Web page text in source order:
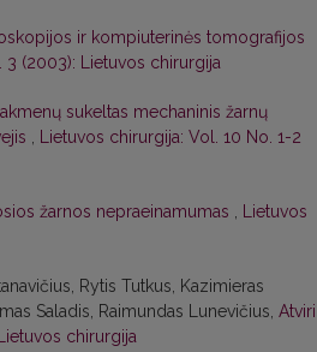
ir kompiuterinės tomografijos
3 (2003): Lietuvos chirurgija
sukeltas mechaninis žarnų
, Lietuvos chirurgija: Vol. 10 No. 1-2
žarnos nepraeinamumas , Lietuvos
Rytis Tutkus, Kazimieras
Saladis, Raimundas Lunevičius, Atviri
chirurgija